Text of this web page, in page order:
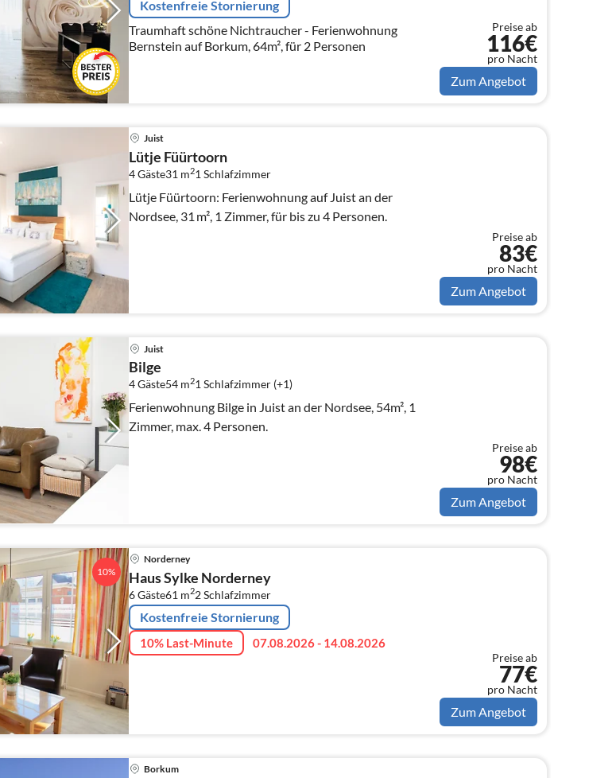
Kostenfreie Stornierung
Traumhaft schöne Nichtraucher - Ferienwohnung
Bernstein auf Borkum, 64m², für 2 Personen
Preise ab
116€
pro Nacht
Zum Angebot
Juist
Lütje Füürtoorn
4 Gäste31 m21 Schlafzimmer
Lütje Füürtoorn: Ferienwohnung auf Juist an der
Nordsee, 31 m², 1 Zimmer, für bis zu 4 Personen.
Preise ab
83€
pro Nacht
Zum Angebot
Juist
Bilge
4 Gäste54 m21 Schlafzimmer (+1)
Ferienwohnung Bilge in Juist an der Nordsee, 54m², 1
Zimmer, max. 4 Personen.
Preise ab
98€
pro Nacht
Zum Angebot
10%
Norderney
Haus Sylke Norderney
6 Gäste61 m22Schlafzimmer
Kostenfreie Stornierung
10% Last-Minute 07.08.2026 - 14.08.2026
Preise ab
77€
pro Nacht
Zum Angebot
Borkum